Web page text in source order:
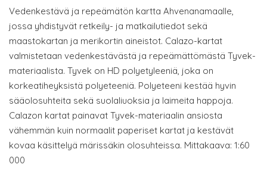
Vedenkestävä ja repeämätön kartta Ahvenanamaalle,
jossa yhdistyvät retkeily- ja matkailutiedot sekä
maastokartan ja merikortin aineistot. Calazo-kartat
valmistetaan vedenkestävästä ja repeämättömästä Tyvek-
materiaalista. Tyvek on HD polyetyleeniä, joka on
korkeatiheyksistä polyeteeniä. Polyeteeni kestää hyvin
sääolosuhteita sekä suolaliuoksia ja laimeita happoja.
Calazon kartat painavat Tyvek-materiaalin ansiosta
vähemmän kuin normaalit paperiset kartat ja kestävät
kovaa käsittelyä märissäkin olosuhteissa. Mittakaava: 1:60
000